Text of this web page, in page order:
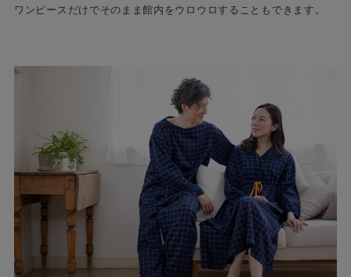
ワンピースだけでそのまま館内をウロウロすることもできます。